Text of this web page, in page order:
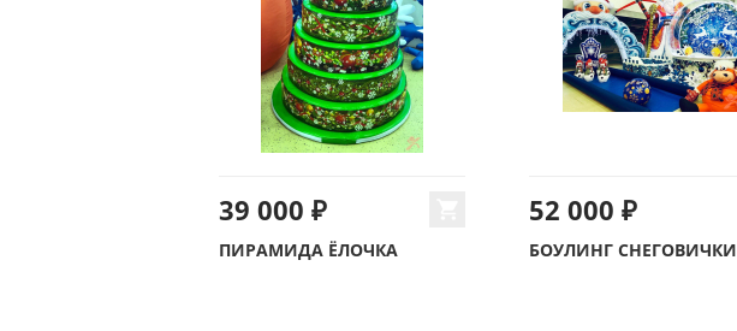
39 000 ₽
ПИРАМИДА ЁЛОЧКА
52 000 ₽
БОУЛИНГ СНЕГОВИЧКИ